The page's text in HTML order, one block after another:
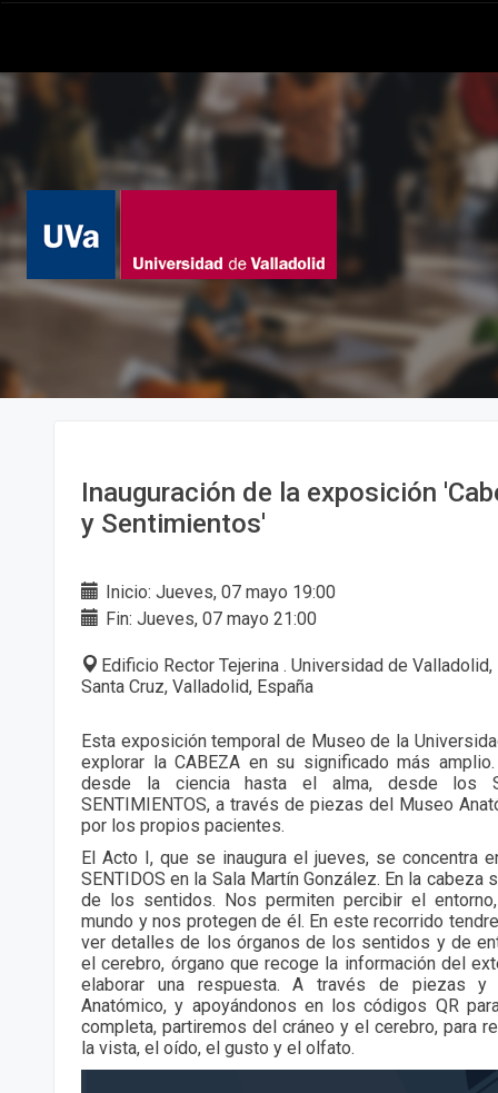
Inauguración de la exposición
y Sentimientos'
Inicio: Jueves, 07 mayo 19:00
Fin: Jueves, 07 mayo 21:00
Edificio Rector Tejerina . Universidad de
Santa Cruz, Valladolid, España
Esta exposición temporal de Museo de la
explorar la CABEZA en su significado más
desde la ciencia hasta el alma, desde los
SENTIMIENTOS, a través de piezas del Museo
por los propios pacientes.
El Acto I, que se inaugura el jueves, se concentra
SENTIDOS en la Sala Martín González. En la cabeza
de los sentidos. Nos permiten percibir el
mundo y nos protegen de él. En este recorrido
ver detalles de los órganos de los sentidos y de
el cerebro, órgano que recoge la información del
elaborar una respuesta. A través de piezas y
Anatómico, y apoyándonos en los códigos QR
completa, partiremos del cráneo y el cerebro, para
la vista, el oído, el gusto y el olfato.